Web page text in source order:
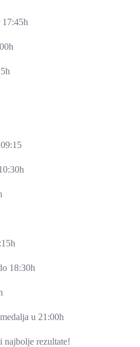
18:30h
u 21:00h
najbolje rezultate!